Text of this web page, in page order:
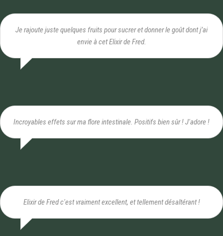
Je rajoute juste quelques fruits pour sucrer et donner le goût dont j’ai
envie à cet Elixir de Fred.
Incroyables effets sur ma flore intestinale. Positifs bien sûr ! J'adore !
Elixir de Fred c'est vraiment excellent, et tellement désaltérant !